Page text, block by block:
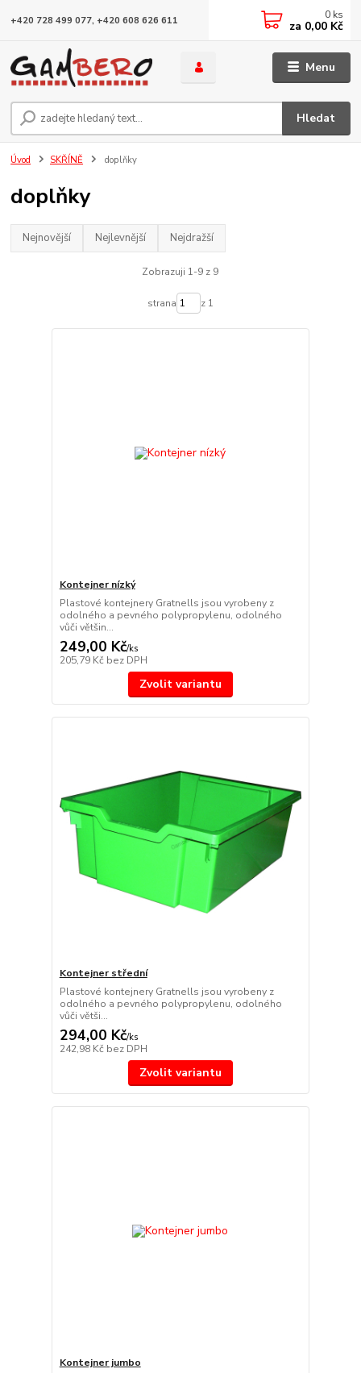
Menu
Hledat
+420 728 499 077, +420 608 626 611 0 ks
za 0,00 Kč
Úvod SKŘÍNĚ doplňky
doplňky
Nejnovější Nejlevnější Nejdražší
Zobrazuji 1-9 z 9
strana z 1
Kontejner nízký
Plastové kontejnery Gratnells jsou vyrobeny z
odolného a pevného polypropylenu, odolného
vůči většin...
249,00 Kč/ks
205,79 Kč bez DPH
Zvolit variantu
Kontejner střední
Plastové kontejnery Gratnells jsou vyrobeny z
odolného a pevného polypropylenu, odolného
vůči větši...
294,00 Kč/ks
242,98 Kč bez DPH
Zvolit variantu
Kontejner jumbo